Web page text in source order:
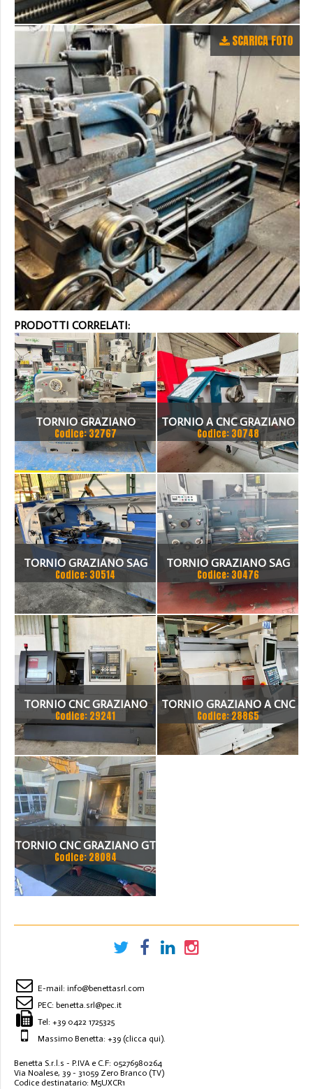
SCARICA FOTO
PRODOTTI CORRELATI:
TORNIO GRAZIANO
Codice: 32767
TORNIO A CNC GRAZIANO
SAG 24 450 X 1750MM
Codice: 30748
TORNIO GRAZIANO SAG
210
Codice: 30514
TORNIO GRAZIANO SAG
Codice: 30476
TORNIO CNC GRAZIANO
GT300,GITAL,BANCO
INCLINATO 5 ASSI
(UTENSILI MOTORIZZATI ,
ASSE C EY.CONTRO
MANDRINÒ)
Codice: 29241
TORNIO GRAZIANO A CNC
Codice: 28865
TORNIO CNC GRAZIANO GT
400 MOTORIZZATO USATO
Codice: 28084
E-mail: info@benettasrl.com
PEC: benetta.srl@pec.it
Tel: +39 0422 1725325
Massimo Benetta: +39 (clicca qui).
Benetta S.r.l.s - P.IVA e C.F: 05276980264
Via Noalese, 39 - 31059 Zero Branco (TV)
Codice destinatario: M5UXCR1